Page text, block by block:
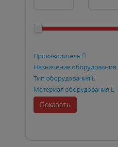
Производитель
Назначение оборудования
Тип оборудования
Материал оборудования